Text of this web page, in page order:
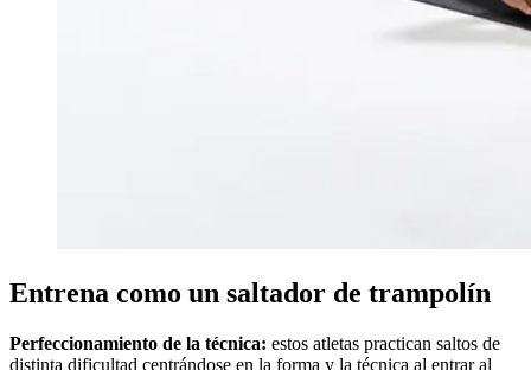
Entrena como un saltador de trampolín
Perfeccionamiento de la técnica: estos atletas practican saltos de
distinta dificultad centrándose en la forma y la técnica al entrar al